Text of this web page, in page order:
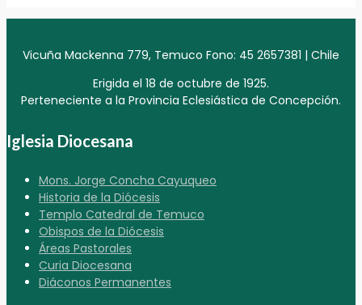
Vicuña Mackenna 779, Temuco Fono: 45 2657381 | Chile
Erigida el 18 de octubre de 1925.
Perteneciente a la Provincia Eclesiástica de Concepción.
Iglesia Diocesana
Mons. Jorge Concha Cayuqueo
Historia de la Diócesis
Templo Catedral de Temuco
Obispos de la Diócesis
Áreas Pastorales
Curia Diocesana
Diáconos Permanentes